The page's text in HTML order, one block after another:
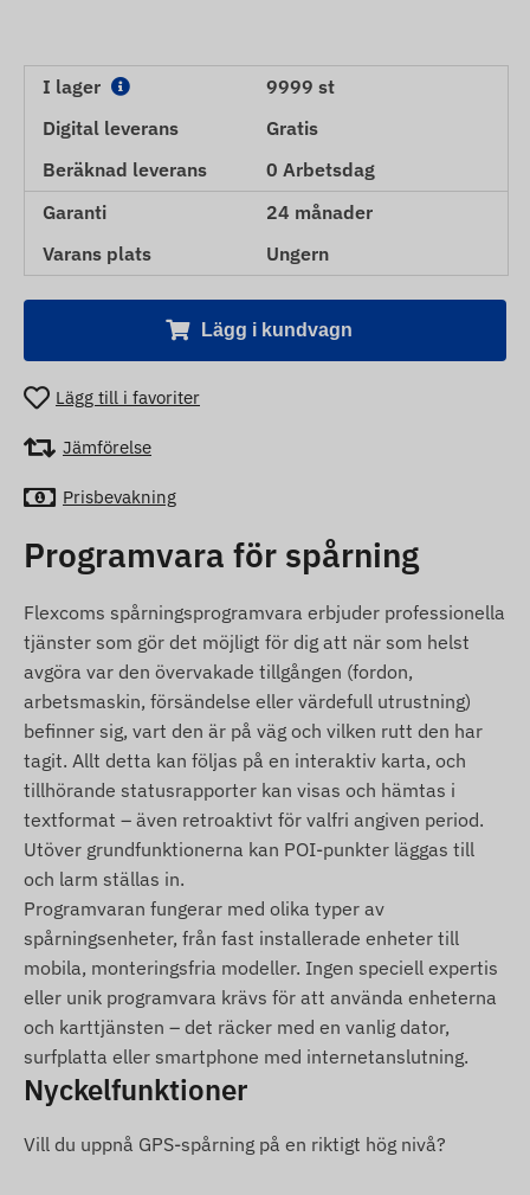
I lager
9999 st
Digital leverans
Gratis
Beräknad leverans
0 Arbetsdag
Garanti
24 månader
Varans plats
Ungern
Lägg i kundvagn
Lägg till i favoriter
Jämförelse
Prisbevakning
Programvara för spårning
Flexcoms spårningsprogramvara erbjuder professionella
tjänster som gör det möjligt för dig att när som helst
avgöra var den övervakade tillgången (fordon,
arbetsmaskin, försändelse eller värdefull utrustning)
befinner sig, vart den är på väg och vilken rutt den har
tagit. Allt detta kan följas på en interaktiv karta, och
tillhörande statusrapporter kan visas och hämtas i
textformat – även retroaktivt för valfri angiven period.
Utöver grundfunktionerna kan POI-punkter läggas till
och larm ställas in.
Programvaran fungerar med olika typer av
spårningsenheter, från fast installerade enheter till
mobila, monteringsfria modeller. Ingen speciell expertis
eller unik programvara krävs för att använda enheterna
och karttjänsten – det räcker med en vanlig dator,
surfplatta eller smartphone med internetanslutning.
Nyckelfunktioner
Vill du uppnå GPS-spårning på en riktigt hög nivå?